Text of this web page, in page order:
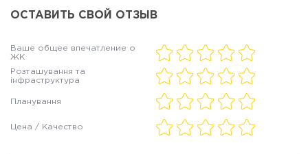
ОСТАВИТЬ СВОЙ ОТЗЫВ
Ваше общее впечатление о
ЖК
Розташування та
інфраструктура
Планування
Цена / Качество